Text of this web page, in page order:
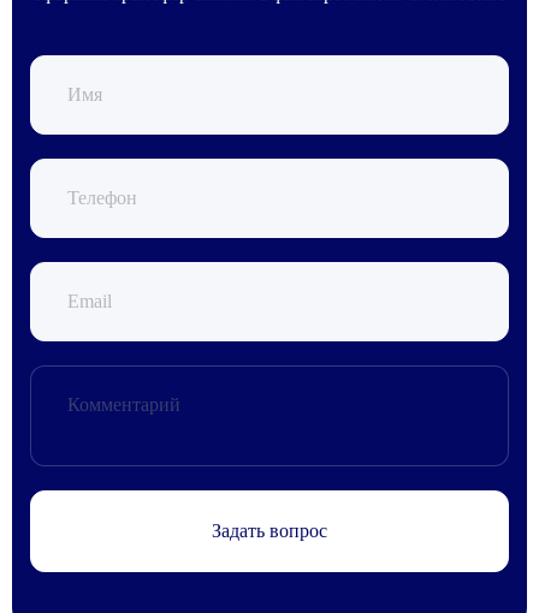
лицензия ЦБ РФ № 2673).
Шаг №4. После получения заявки, наш менеджер
Задать вопрос